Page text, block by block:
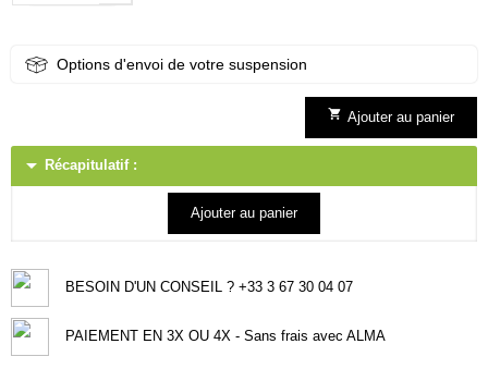
Options d'envoi de votre suspension
 Ajouter au panier
arrow_drop_down Récapitulatif :
Ajouter au panier
BESOIN D'UN CONSEIL ? +33 3 67 30 04 07
PAIEMENT EN 3X OU 4X - Sans frais avec ALMA